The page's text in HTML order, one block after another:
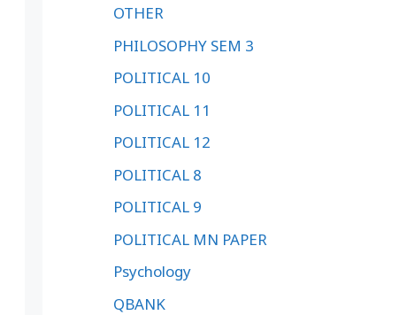
OTHER
PHILOSOPHY SEM 3
POLITICAL 10
POLITICAL 11
POLITICAL 12
POLITICAL 8
POLITICAL 9
POLITICAL MN PAPER
Psychology
QBANK